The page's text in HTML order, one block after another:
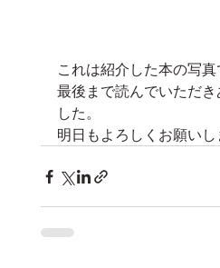
これは紹介した本の写真
最後まで読んでいただ
した。
明日もよろしくお願いし